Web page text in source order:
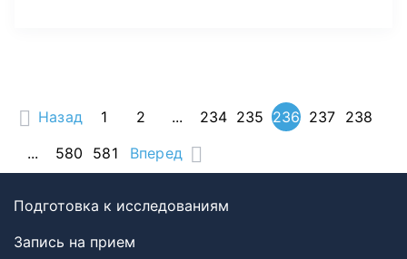
Назад 1 2 ... 234 235 236 237 238
...
580 581 Вперед
Подготовка к исследованиям
Запись на прием